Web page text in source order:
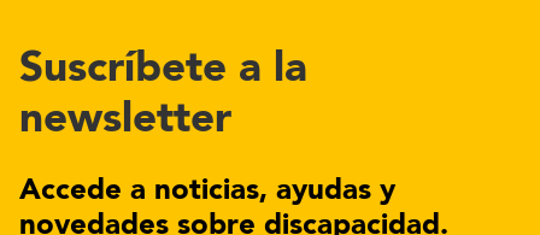
Suscríbete a la
newsletter
Accede a noticias, ayudas y
novedades sobre discapacidad.